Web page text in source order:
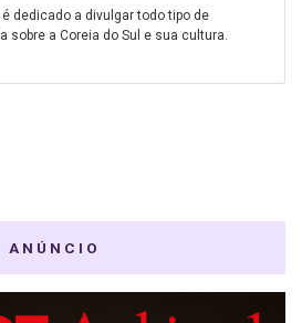
é dedicado a divulgar todo tipo de
sobre a Coreia do Sul e sua cultura.
ANÚNCIO